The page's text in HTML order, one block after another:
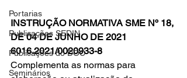
Portarias
Publicações SEDIN
Publicações do DOC
Seminários
INSTRUÇÃO NORMATIVA SME Nº 18,
DE 04 DE JUNHO DE 2021
6016.2021/0020933-8
Complementa as normas para